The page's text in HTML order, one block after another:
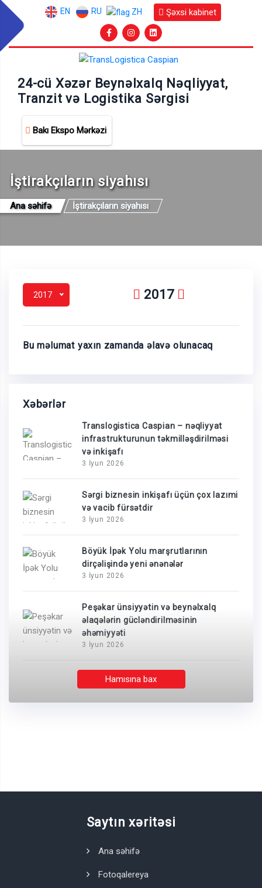
EN RU ZH Şəxsi kabinet
24-cü Xəzər Beynəlxalq Nəqliyyat,
Tranzit və Logistika Sərgisi
Bakı Ekspo Mərkəzi
İştirakçıların siyahısı
Ana səhifə İştirakçıların siyahısı
2017 2017
Bu məlumat yaxın zamanda əlavə olunacaq
Xəbərlər
Translogistica Caspian – nəqliyyat
infrastrukturunun təkmilləşdirilməsi
və inkişafı
3 İyun 2026
Sərgi biznesin inkişafı üçün çox lazımi
və vacib fürsətdir
3 İyun 2026
Böyük İpək Yolu marşrutlarının
dirçəlişində yeni ənənələr
3 İyun 2026
Peşəkar ünsiyyətin və beynəlxalq
əlaqələrin gücləndirilməsinin
əhəmiyyəti
3 İyun 2026
Hamısına bax
Saytın xəritəsi
Ana səhifə
Fotoqalereya